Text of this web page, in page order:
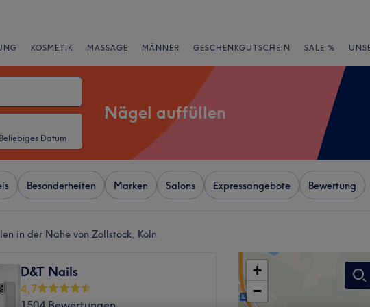
KOSMETIK MASSAGE MÄNNER GESCHENKGUTSCHEIN SALE %
Beliebiges Datum
Nägel auffüllen
Besonderheiten Marken Salons Expressangebote Bewertung
in der Nähe von Zollstock, Köln
D&T Nails
4,7
+
−